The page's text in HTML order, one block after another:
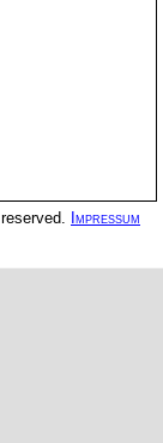
Impressum